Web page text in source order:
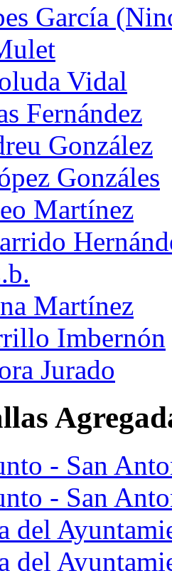
García
Vidal
Fernández
González
Gonzáles
Martínez
Martínez
Imbernón
Jurado
- San
- San
del
del